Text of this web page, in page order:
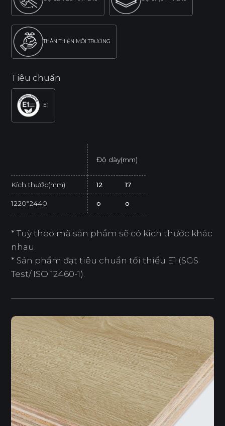
THÂN THIỆN MÔI TRƯỜNG
Tiêu chuẩn
E1
Độ dày(mm)
Kích thước(mm) 12 17
1220*2440 o o
* Tuỳ theo mã sản phẩm sẽ có kích thước khác
nhau.
* Sản phẩm đạt tiêu chuẩn tối thiểu E1 (SGS
Test/ ISO 12460-1).